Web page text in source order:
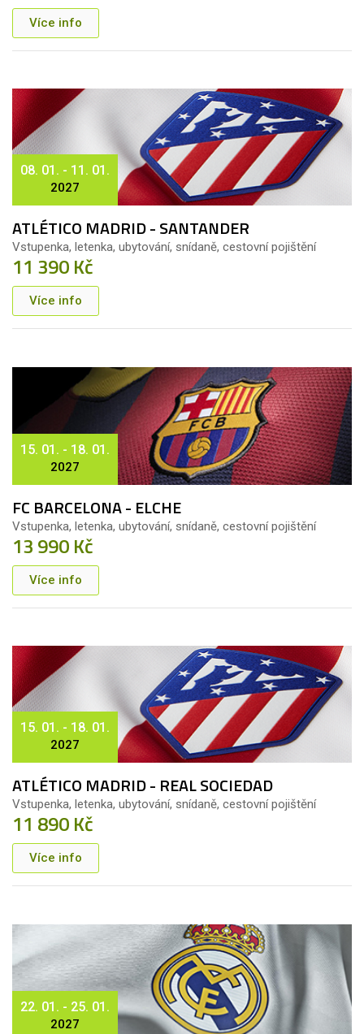
Více info
08. 01. - 11. 01.
2027
ATLÉTICO MADRID - SANTANDER
Vstupenka, letenka, ubytování, snídaně, cestovní pojištění
11 390 Kč
Více info
15. 01. - 18. 01.
2027
FC BARCELONA - ELCHE
Vstupenka, letenka, ubytování, snídaně, cestovní pojištění
13 990 Kč
Více info
15. 01. - 18. 01.
2027
ATLÉTICO MADRID - REAL SOCIEDAD
Vstupenka, letenka, ubytování, snídaně, cestovní pojištění
11 890 Kč
Více info
22. 01. - 25. 01.
2027